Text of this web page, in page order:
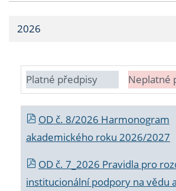
2026
Platné předpisy Neplatné
OD č. 8/2026 Harmonogram
akademického roku 2026/2027
OD č. 7_2026 Pravidla pro
institucionální podpory na vědu